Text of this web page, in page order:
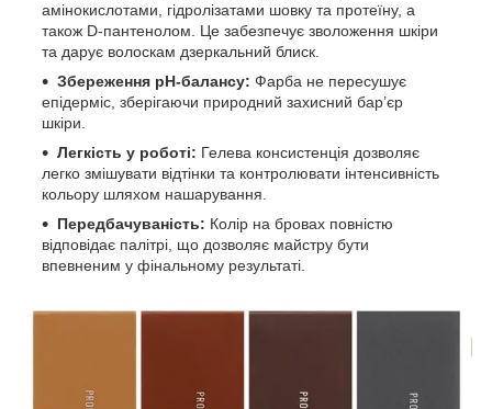
амінокислотами, гідролізатами шовку та протеїну, а
також D-пантенолом. Це забезпечує зволоження шкіри
та дарує волоскам дзеркальний блиск.
Збереження pH-балансу: Фарба не пересушує
епідерміс, зберігаючи природний захисний бар’єр
шкіри.
Легкість у роботі: Гелева консистенція дозволяє
легко змішувати відтінки та контролювати інтенсивність
кольору шляхом нашарування.
Передбачуваність: Колір на бровах повністю
відповідає палітрі, що дозволяє майстру бути
впевненим у фінальному результаті.